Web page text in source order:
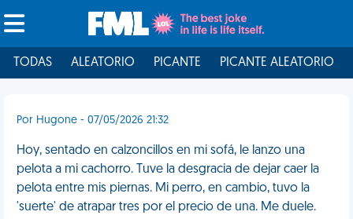
TODAS ALEATORIO PICANTE PICANTE ALEATORIO
Por Hugone - 07/05/2026 21:32
Hoy, sentado en calzoncillos en mi sofá, le lanzo una
pelota a mi cachorro. Tuve la desgracia de dejar caer la
pelota entre mis piernas. Mi perro, en cambio, tuvo la
'suerte' de atrapar tres por el precio de una. Me duele.